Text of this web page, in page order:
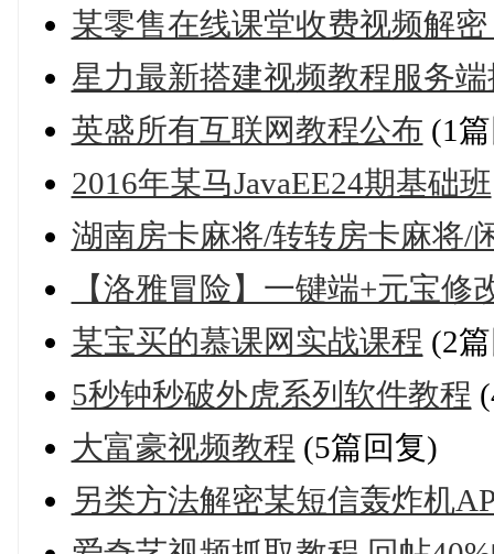
某零售在线课堂收费视频解
星力最新搭建视频教程服务
英盛所有互联网教程公布 (1
2016年某马JavaEE24期基础班
湖南房卡麻将/转转房卡麻将/
【洛雅冒险】一键端+元宝修
某宝买的慕课网实战课程 (2
5秒钟秒破外虎系列软件教程
大富豪视频教程 (5篇回复)
另类方法解密某短信轰炸机